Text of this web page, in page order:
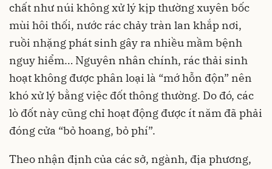
chất như núi không xử lý kịp thường xuyên bốc
mùi hôi thối, nước rác chảy tràn lan khắp nơi,
ruồi nhặng phát sinh gây ra nhiều mầm bệnh
nguy hiểm… Nguyên nhân chính, rác thải sinh
hoạt không được phân loại là “mớ hỗn độn” nên
khó xử lý bằng việc đốt thông thường. Do đó, các
lò đốt này cũng chỉ hoạt động được ít năm đã phải
đóng cửa “bỏ hoang, bỏ phí”.
Theo nhận định của các sở, ngành, địa phương,